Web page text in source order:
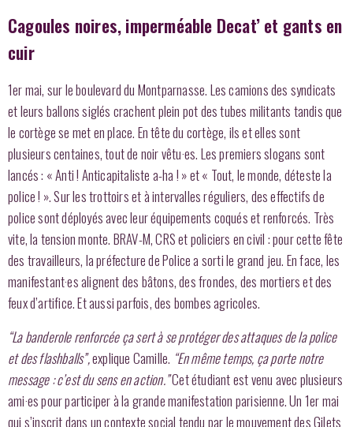
Cagoules noires, imperméable Decat’ et gants en
cuir
1er mai, sur le boulevard du Montparnasse. Les camions des syndicats
et leurs ballons siglés crachent plein pot des tubes militants tandis que
le cortège se met en place. En tête du cortège, ils et elles sont
plusieurs centaines, tout de noir vêtu·es. Les premiers slogans sont
lancés : « Anti ! Anticapitaliste a-ha ! » et « Tout, le monde, déteste la
police ! ». Sur les trottoirs et à intervalles réguliers, des effectifs de
police sont déployés avec leur équipements coqués et renforcés. Très
vite, la tension monte. BRAV-M, CRS et policiers en civil : pour cette fête
des travailleurs, la préfecture de Police a sorti le grand jeu. En face, les
manifestant·es alignent des bâtons, des frondes, des mortiers et des
feux d’artifice. Et aussi parfois, des bombes agricoles.
“La banderole renforcée ça sert à se protéger des attaques de la police
et des flashballs”,explique Camille. “En même temps, ça porte notre
message : c’est du sens en action.”Cet étudiant est venu avec plusieurs
ami·es pour participer à la grande manifestation parisienne. Un 1er mai
qui s’inscrit dans un contexte social tendu par le mouvement des Gilets